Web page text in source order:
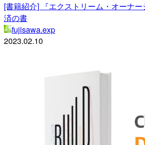
[書籍紹介] 『エクストリーム・オーナ
済の書
fujisawa.exp
2023.02.10